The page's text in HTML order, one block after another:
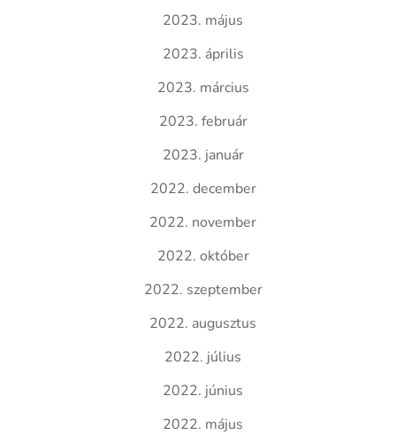
2023. május
2023. április
2023. március
2023. február
2023. január
2022. december
2022. november
2022. október
2022. szeptember
2022. augusztus
2022. július
2022. június
2022. május